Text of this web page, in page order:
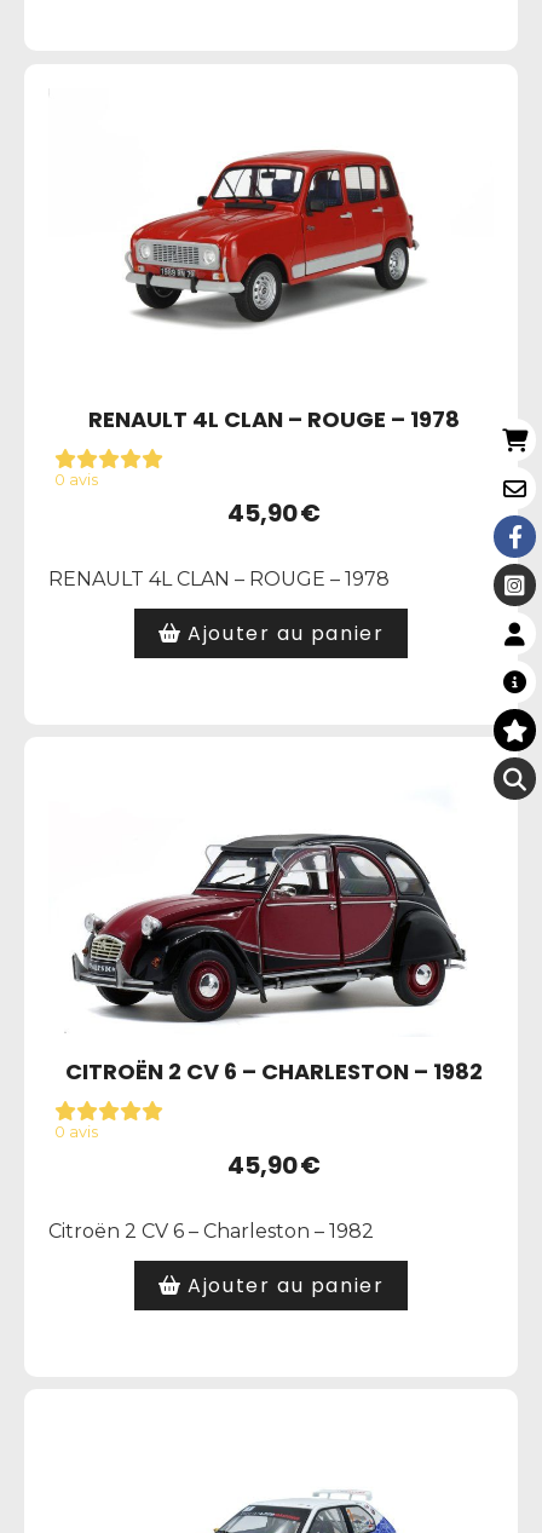
RENAULT 4L CLAN – ROUGE – 1978
0 avis
45,90€
RENAULT 4L CLAN – ROUGE – 1978
Ajouter au panier
CITROËN 2 CV 6 – CHARLESTON – 1982
0 avis
45,90€
Citroën 2 CV 6 – Charleston – 1982
Ajouter au panier